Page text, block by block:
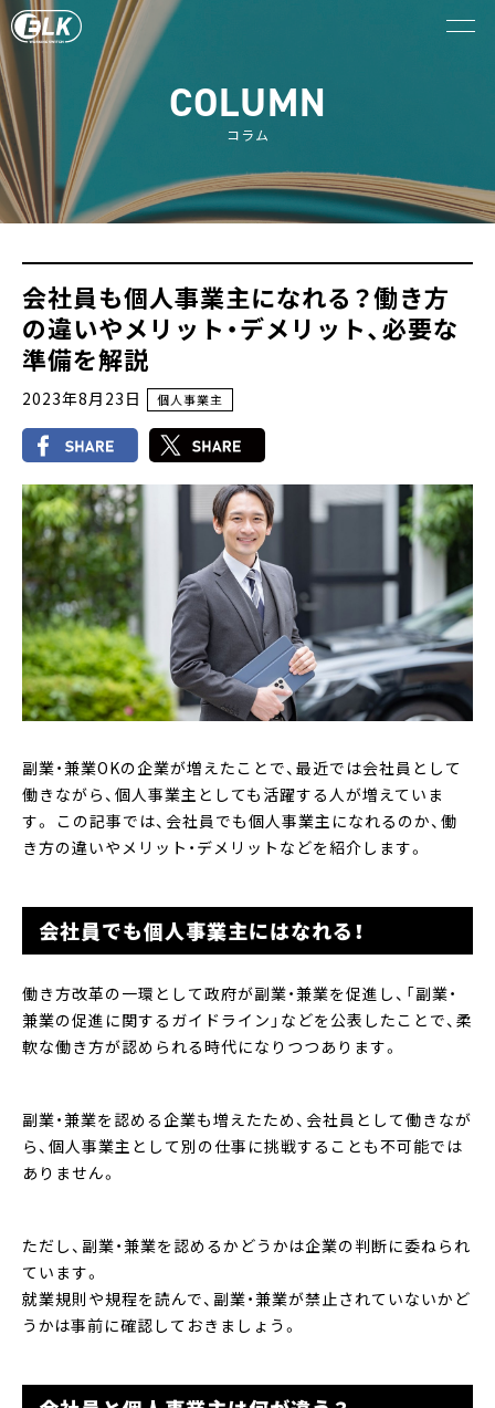
COLUMN
コラム
会社員も個人事業主になれる？働き方
の違いやメリット・デメリット、必要な
準備を解説
2023年8月23日 個人事業主
副業・兼業OKの企業が増えたことで、最近では会社員として
働きながら、個人事業主としても活躍する人が増えていま
す。 この記事では、会社員でも個人事業主になれるのか、働
き方の違いやメリット・デメリットなどを紹介します。
会社員でも個人事業主にはなれる！
働き方改革の一環として政府が副業・兼業を促進し、「副業・
兼業の促進に関するガイドライン 」などを公表したことで、柔
軟な働き方が認められる時代になりつつあります。
副業・兼業を認める企業も増えたため、会社員として働きなが
ら、個人事業主として別の仕事に挑戦することも不可能では
ありません。
ただし、副業・兼業を認めるかどうかは企業の判断に委ねられ
ています。
就業規則や規程を読んで、副業・兼業が禁止されていないかど
うかは事前に確認しておきましょう。